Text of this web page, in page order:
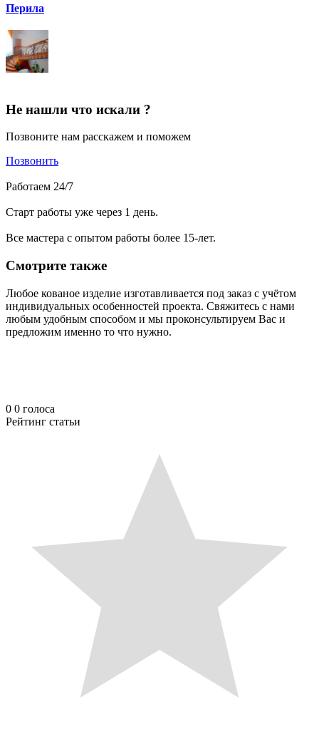
Перила
Не нашли что искали ?
Позвоните нам расскажем и поможем
Позвонить
Работаем 24/7
Старт работы уже через 1 день.
Все мастера с опытом работы более 15-лет.
Смотрите также
Любое кованое изделие изготавливается под заказ с учётом
индивидуальных особенностей проекта. Свяжитесь с нами
любым удобным способом и мы проконсультируем Вас и
предложим именно то что нужно.
0 0 голоса
Рейтинг статьи